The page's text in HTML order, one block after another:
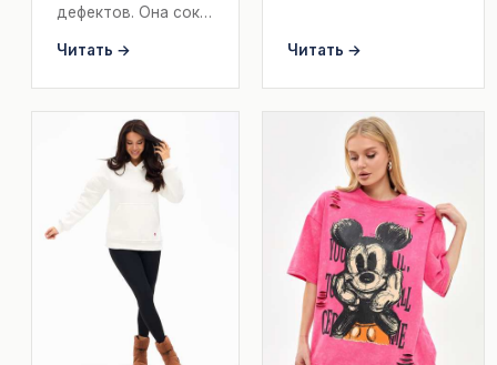
дефектов. Она сок…
Читать → Читать →